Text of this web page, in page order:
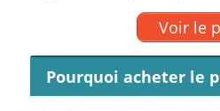
Voir le
Pourquoi acheter le